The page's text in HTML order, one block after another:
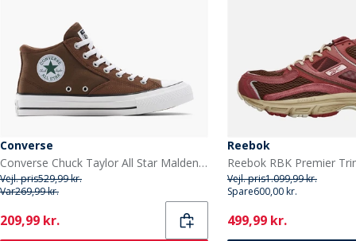
Converse
Converse Chuck Taylor All Star Malden Street Mid Træningssko Grounded/Hvid/Sort
Vejl. pris529,99 kr.
Var269,99 kr.
Current
209,99 kr.
Reebok
Vejl. pris1.099,99 kr.
Spare600,00 kr.
Current
499,99 kr.